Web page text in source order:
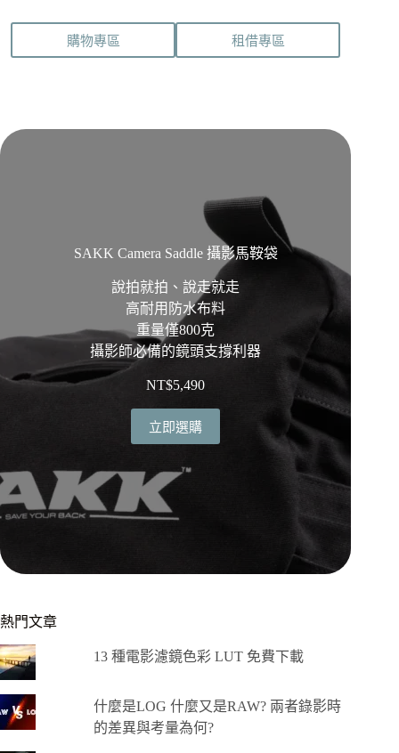
購物專區 租借專區
SAKK Camera Saddle 攝影馬鞍袋
說拍就拍、說走就走
高耐用防水布料
重量僅800克
攝影師必備的鏡頭支撐利器
NT$5,490
立即選購
熱門文章
13 種電影濾鏡色彩 LUT 免費下載
什麼是LOG 什麼又是RAW? 兩者錄影時
的差異與考量為何?